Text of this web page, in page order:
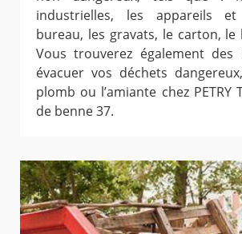
industrielles, les appareils
bureau, les gravats, le carton, le
Vous trouverez également des
évacuer vos déchets
plomb ou l’amiante chez PETRY
de benne 37.